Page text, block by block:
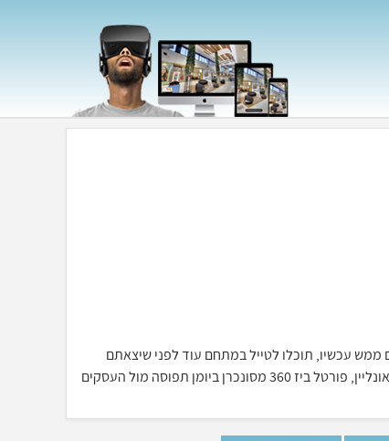
אתם שם ממש עכשיו, תוכלו לטייל במתחם עוד לפני שיצאתם
מהבית, יחד עם מערכת ההזמנות וחתימה דיגיטלית תוכלו לסייר ולהזמין אונליין, פורטל ביז 360 מסונכרן ביומן תפוסה מול העסקים